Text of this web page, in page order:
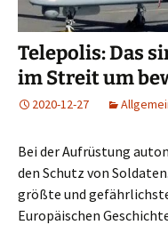
Telepolis: Das
im Streit um
2020-12-27
Bei der Aufrüstung
den Schutz von
größte und
Europäischen